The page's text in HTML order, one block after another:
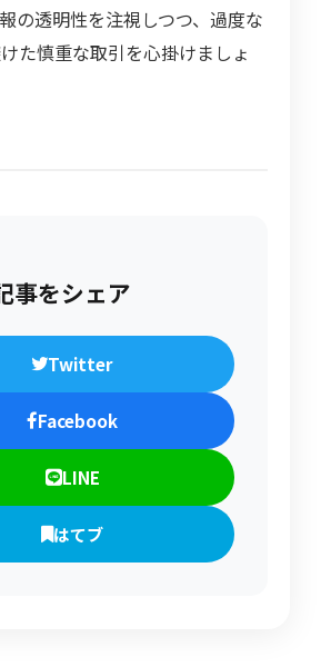
の透明性を注視しつつ、過度な
た慎重な取引を心掛けましょ
事をシェア
Twitter
Facebook
LINE
はてブ